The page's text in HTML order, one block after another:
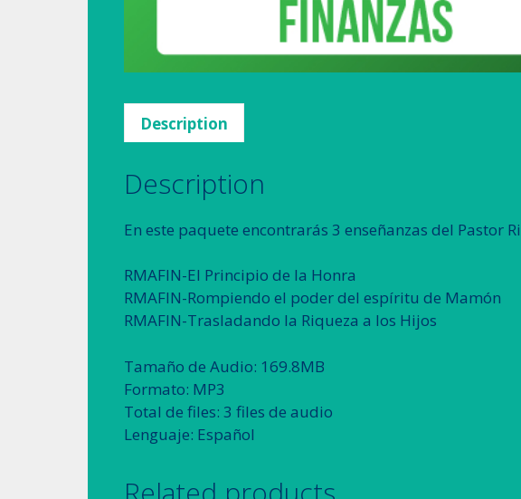
Description
Description
En este paquete encontrarás 3 enseñanzas del Pastor
RMAFIN-El Principio de la Honra
RMAFIN-Rompiendo el poder del espíritu de Mamón
RMAFIN-Trasladando la Riqueza a los Hijos
Tamaño de Audio: 169.8MB
Formato: MP3
Total de files: 3 files de audio
Lenguaje: Español